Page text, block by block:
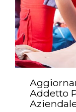
Addetto